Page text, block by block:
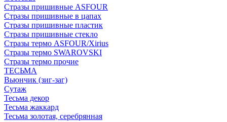
Стразы пришивные ASFOUR
Стразы пришивные в цапах
Стразы пришивные пластик
Стразы пришивные стекло
Стразы термо ASFOUR/Xirius
Стразы термо SWAROVSKI
Стразы термо прочие
ТЕСЬМА
Вьюнчик (зиг-заг)
Сутаж
Тесьма декор
Тесьма жаккард
Тесьма золотая, серебрянная